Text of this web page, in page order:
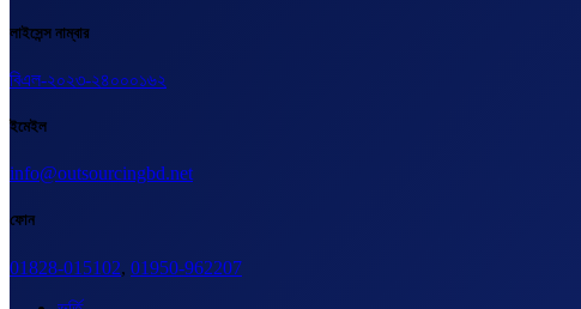
লাইসেন্স নাম্বার
বিএল-২০২৩-২৪০০০১৬২
ইমেইল
info@outsourcingbd.net
ফোন
01828-015102, 01950-962207